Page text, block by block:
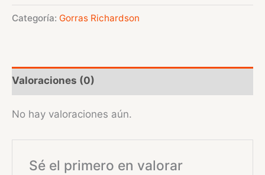
Categoría: Gorras Richardson
Valoraciones (0)
No hay valoraciones aún.
Sé el primero en valorar